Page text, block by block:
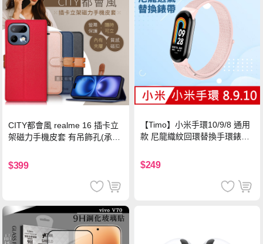
CITY都會風 realme 16 插卡立
架磁力手機皮套 有吊飾孔(承諾
$399
【Timo】小米手環10/9/8 通用
款 尼龍織紋回環替換手環錶帶-
$249